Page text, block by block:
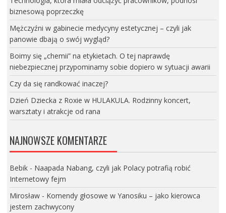
biznesową poprzeczkę
Mężczyźni w gabinecie medycyny estetycznej – czyli jak
panowie dbają o swój wygląd?
Boimy się „chemii” na etykietach. O tej naprawdę
niebezpiecznej przypominamy sobie dopiero w sytuacji awarii
Czy da się randkować inaczej?
Dzień Dziecka z Roxie w HULAKULA. Rodzinny koncert,
warsztaty i atrakcje od rana
NAJNOWSZE KOMENTARZE
Bebik- Naapada Nabang, czyli jak Polacy potrafią robić
Internetowy fejm
Mirosław- Komendy głosowe w Yanosiku – jako kierowca
jestem zachwycony